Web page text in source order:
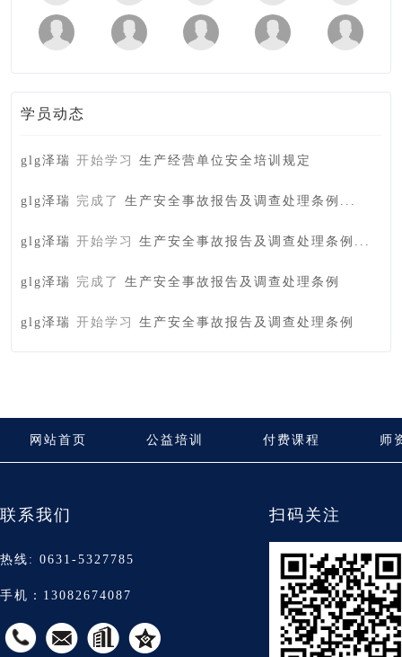
学员动态
glg泽瑞 开始学习 生产经营单位安全培训规定
glg泽瑞 完成了 生产安全事故报告及调查处理条例...
glg泽瑞 开始学习 生产安全事故报告及调查处理条例...
glg泽瑞 完成了 生产安全事故报告及调查处理条例
glg泽瑞 开始学习 生产安全事故报告及调查处理条例
网站首页 公益培训 付费课程 师
联系我们
热线: 0631-5327785
手机：13082674087
扫码关注